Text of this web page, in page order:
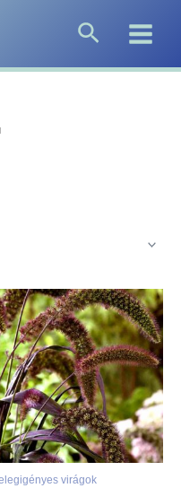
Search
virágok